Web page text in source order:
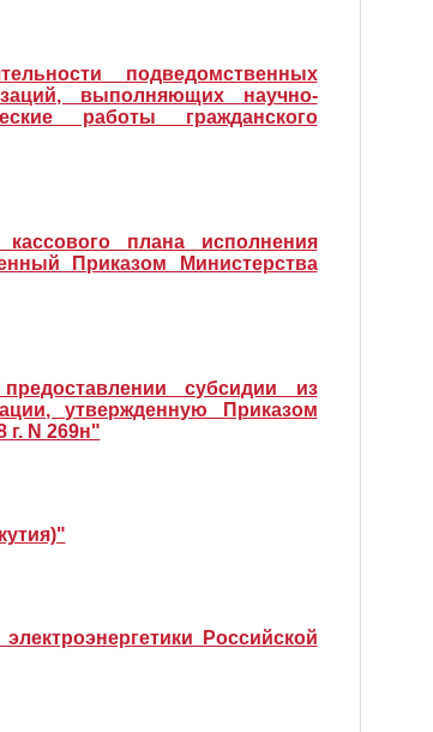
подведомственных
выполняющих научно-
работы гражданского
плана исполнения
Приказом Министерства
субсидии из
утвержденную Приказом
N 269н"
Российской